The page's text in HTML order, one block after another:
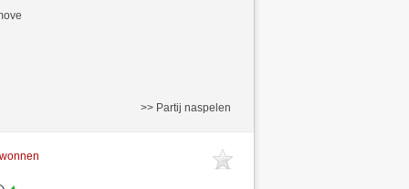
>> Partij naspelen